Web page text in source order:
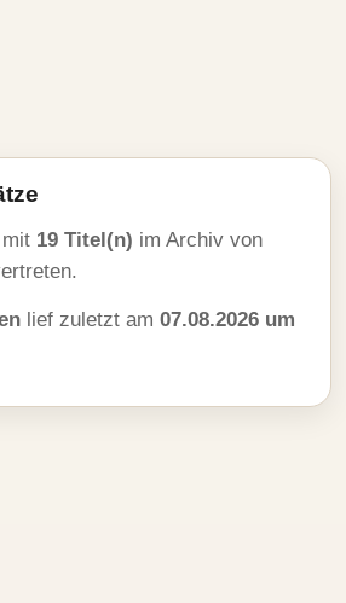
19 Titel(n) im Archiv von
lief zuletzt am 07.08.2026 um